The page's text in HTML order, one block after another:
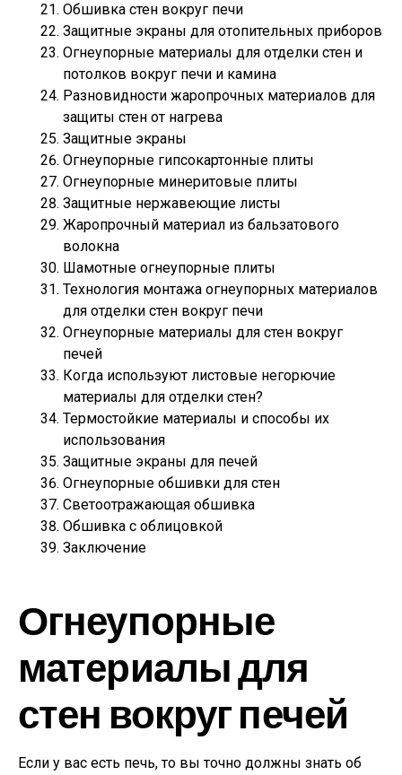
Обшивка стен вокруг печи
Защитные экраны для отопительных приборов
Огнеупорные материалы для отделки стен и
потолков вокруг печи и камина
Разновидности жаропрочных материалов для
защиты стен от нагрева
Защитные экраны
Огнеупорные гипсокартонные плиты
Огнеупорные минеритовые плиты
Защитные нержавеющие листы
Жаропрочный материал из бальзатового
волокна
Шамотные огнеупорные плиты
Технология монтажа огнеупорных материалов
для отделки стен вокруг печи
Огнеупорные материалы для стен вокруг
печей
Когда используют листовые негорючие
материалы для отделки стен?
Термостойкие материалы и способы их
использования
Защитные экраны для печей
Огнеупорные обшивки для стен
Светоотражающая обшивка
Обшивка с облицовкой
Заключение
Огнеупорные
материалы для
стен вокруг печей
Если у вас есть печь, то вы точно должны знать об